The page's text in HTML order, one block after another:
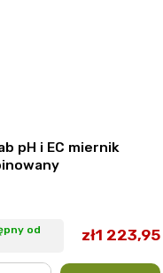
pH i EC miernik
od
zł1 223,95